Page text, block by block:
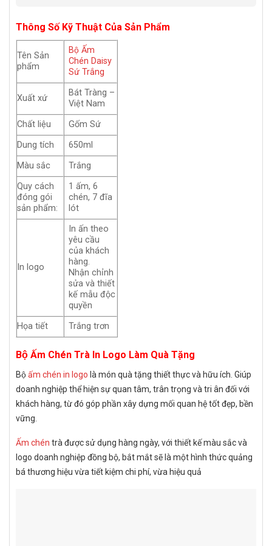
Thông Số Kỹ Thuật Của Sản Phẩm
Tên Sản
phẩm
Bộ Ấm
Chén Daisy
Sứ Trắng
Xuất xứ
Bát Tràng –
Việt Nam
Chất liệu
Gốm Sứ
Dung tích
650ml
Màu sắc
Trắng
Quy cách
đóng gói
sản phẩm:
1 ấm, 6
chén, 7 đĩa
lót
In logo
In ấn theo
yêu cầu
của khách
hàng.
Nhận chỉnh
sửa và thiết
kế mẫu độc
quyền
Họa tiết
Trắng trơn
Bộ Ấm Chén Trà In Logo Làm Quà Tặng
Bộấm chén in logo là món quà tặng thiết thực và hữu ích. Giúp
doanh nghiệp thể hiện sự quan tâm, trân trọng và tri ân đối với
khách hàng, từ đó góp phần xây dựng mối quan hệ tốt đẹp, bền
vững.
Ấm chén trà được sử dụng hàng ngày, với thiết kế màu sắc và
logo doanh nghiệp đồng bộ, bắt mắt sẽ là một hình thức quảng
bá thương hiệu vừa tiết kiệm chi phí, vừa hiệu quả